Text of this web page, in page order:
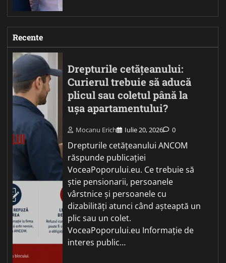
Recente
Drepturile cetățeanului:
Curierul trebuie să aducă
plicul sau coletul până la
ușa apartamentului?
Mocanu Erich Iulie 20, 2026 0
Drepturile cetățeanului ANCOM
răspunde publicației
VoceaPoporului.eu. Ce trebuie să
știe pensionarii, persoanele
vârstnice și persoanele cu
dizabilități atunci când așteaptă un
plic sau un colet.
VoceaPoporului.eu Informație de
interes public…